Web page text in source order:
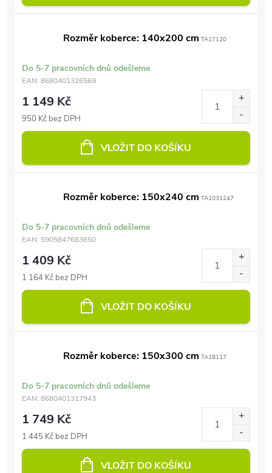
Rozměr koberce: 140x200 cm TA17120
Do 5-7 pracovních dnů odešleme
EAN: 8680401326569
1 149 Kč
950 Kč bez DPH
VLOŽIT DO KOŠÍKU
Rozměr koberce: 150x240 cm TA1031247
Do 5-7 pracovních dnů odešleme
EAN: 5905847683650
1 409 Kč
1 164 Kč bez DPH
VLOŽIT DO KOŠÍKU
Rozměr koberce: 150x300 cm TA18117
Do 5-7 pracovních dnů odešleme
EAN: 8680401317943
1 749 Kč
1 445 Kč bez DPH
VLOŽIT DO KOŠÍKU